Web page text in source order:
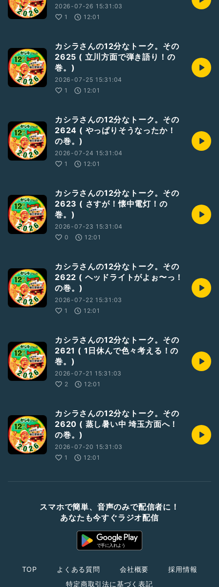
2026-07-26 15:31:03
1
12:01
カシラさんの12分なトーク。その
2625 ( 立川方面で弾き語り！の
巻。)
2026-07-25 15:31:04
1
12:01
カシラさんの12分なトーク。その
2624 ( やっぱりそうなったか！
の巻。)
2026-07-24 15:31:04
1
12:01
カシラさんの12分なトーク。その
2623 ( さすが！懐中電灯！の
巻。)
2026-07-23 15:31:04
0
12:01
カシラさんの12分なトーク。その
2622 ( ヘッドライトがよぉ〜っ！
の巻。)
2026-07-22 15:31:03
1
12:01
カシラさんの12分なトーク。その
2621 ( 1日休んで色々考える！の
巻。)
2026-07-21 15:31:03
2
12:01
カシラさんの12分なトーク。その
2620 ( 蒸し暑い中 埼玉方面へ！
の巻。)
2026-07-20 15:31:03
1
12:01
スマホで簡単、音声のみで配信者に！
あなたも今すぐラジオ配信
TOP よくある質問 会社概要
採用情報
特定商取引法に基づく表記